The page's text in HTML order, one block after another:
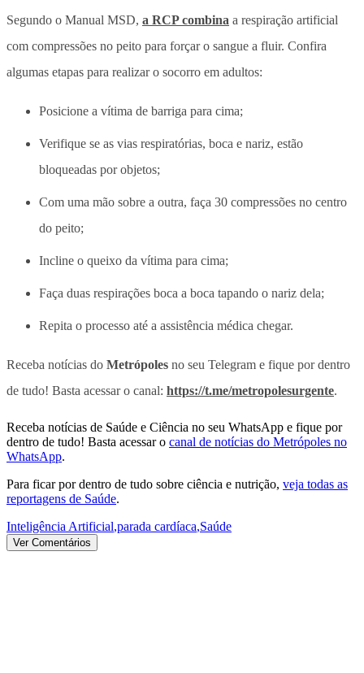
Segundo o Manual MSD, a RCP combina a respiração artificial
com compressões no peito para forçar o sangue a fluir. Confira
algumas etapas para realizar o socorro em adultos:
Posicione a vítima de barriga para cima;
Verifique se as vias respiratórias, boca e nariz, estão
bloqueadas por objetos;
Com uma mão sobre a outra, faça 30 compressões no centro
do peito;
Incline o queixo da vítima para cima;
Faça duas respirações boca a boca tapando o nariz dela;
Repita o processo até a assistência médica chegar.
Receba notícias do Metrópoles no seu Telegram e fique por dentro
de tudo! Basta acessar o canal: https://t.me/metropolesurgente.
Receba notícias de Saúde e Ciência no seu WhatsApp e fique por
dentro de tudo! Basta acessar o canal de notícias do Metrópoles no
WhatsApp.
Para ficar por dentro de tudo sobre ciência e nutrição, veja todas as
reportagens de Saúde.
Inteligência Artificial,parada cardíaca,Saúde
Ver Comentários